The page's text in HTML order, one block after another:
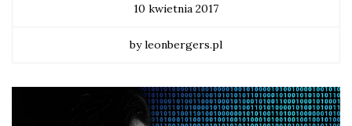
10 kwietnia 2017
by leonbergers.pl